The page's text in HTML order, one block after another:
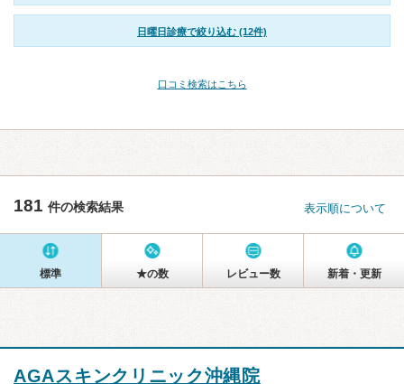
日曜日診療で絞り込む (12件)
口コミ検索はこちら
181 件の検索結果 表示順について
標準 ★の数 レビュー数 新着・更新
AGAスキンクリニック沖縄院